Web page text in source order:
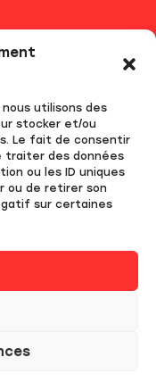
utilisons des
stocker et/ou
Le fait de consentir
traiter des données
ou les ID uniques
ou de retirer son
sur certaines
par